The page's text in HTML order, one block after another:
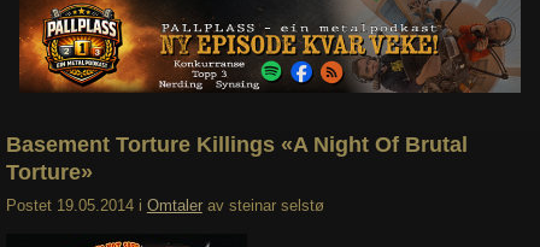
Om oss
Abonner
Søk
Basement Torture Killings «A Night Of Brutal
Torture»
Postet 19.05.2014 i Omtaler av steinar selstø